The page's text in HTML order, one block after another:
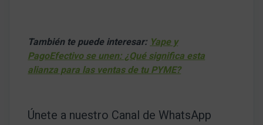
También te puede interesar:Yape y
PagoEfectivo se unen: ¿Qué significa esta
alianza para las ventas de tu PYME?
Únete a nuestro Canal de WhatsApp